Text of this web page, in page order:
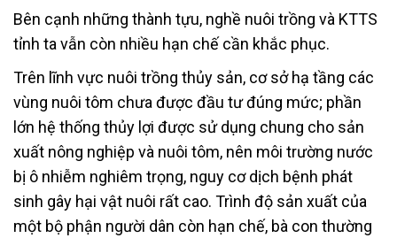
Bên cạnh những thành tựu, nghề nuôi trồng và KTTS
tỉnh ta vẫn còn nhiều hạn chế cần khắc phục.
Trên lĩnh vực nuôi trồng thủy sản, cơ sở hạ tầng các
vùng nuôi tôm chưa được đầu tư đúng mức; phần
lớn hệ thống thủy lợi được sử dụng chung cho sản
xuất nông nghiệp và nuôi tôm, nên môi trường nước
bị ô nhiễm nghiêm trọng, nguy cơ dịch bệnh phát
sinh gây hại vật nuôi rất cao. Trình độ sản xuất của
một bộ phận người dân còn hạn chế, bà con thường